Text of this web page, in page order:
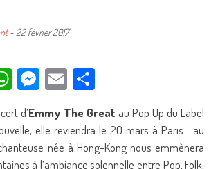
- 22 février 2017
WhatsApp
Messenger
EmailPartager
d’Emmy The Great au Pop Up du Label
elle reviendra le 20 mars à Paris… au
née à Hong-Kong nous emmènera
à l’ambiance solennelle entre Pop, Folk,